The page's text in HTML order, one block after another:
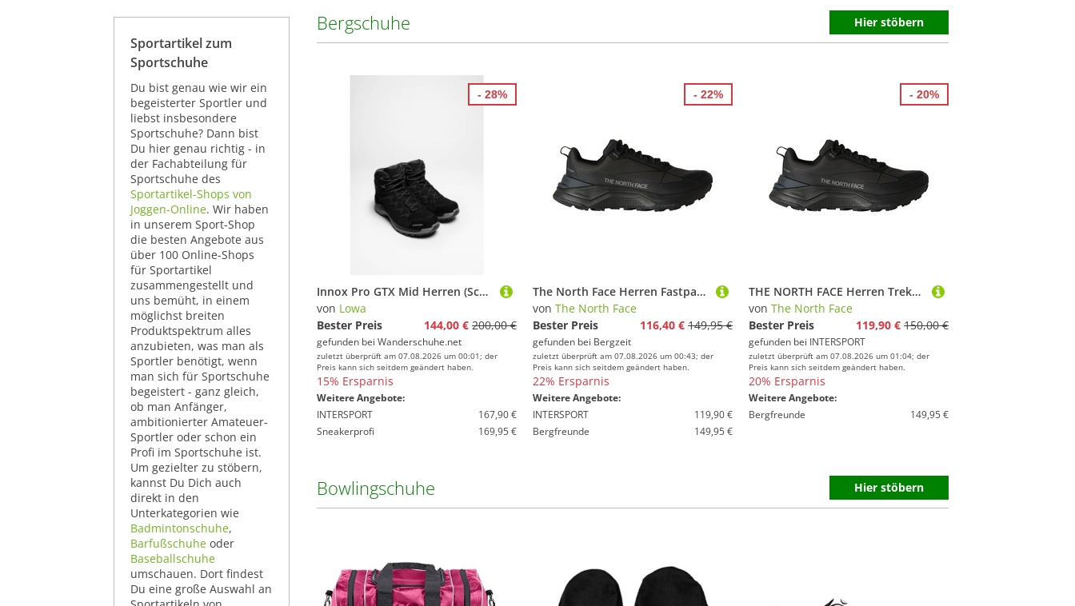
Sportartikel zum
Sportschuhe
Du bist genau wie wir ein
begeisterter Sportler und
liebst insbesondere
Sportschuhe? Dann bist
Du hier genau richtig - in
der Fachabteilung für
Sportschuhe des
Sportartikel-Shops von
Joggen-Online. Wir haben
in unserem Sport-Shop
die besten Angebote aus
über 100 Online-Shops
für Sportartikel
zusammengestellt und
uns bemüht, in einem
möglichst breiten
Produktspektrum alles
anzubieten, was man als
Sportler benötigt, wenn
man sich für Sportschuhe
begeistert - ganz gleich,
ob man Anfänger,
ambitionierter Amateuer-
Sportler oder schon ein
Profi im Sportschuhe ist.
Um gezielter zu stöbern,
kannst Du Dich auch
direkt in den
Unterkategorien wie
Badmintonschuhe,
Barfußschuhe oder
Baseballschuhe
umschauen. Dort findest
Du eine große Auswahl an
Bergschuhe Hier stöbern
Innox Pro GTX Mid Herren (Schwarz/Grau)
von Lowa
Bester Preis
144,00 € 200,00 €
gefunden bei Wanderschuhe.net
zuletzt überprüft am 07.08.2026 um 00:01; der
Preis kann sich seitdem geändert haben.
15% Ersparnis
Weitere Angebote:
INTERSPORT
167,90 €
Sneakerprofi
169,95 €
- 28%
The North Face Herren Fastpack WP Schuhe
von The North Face
Bester Preis
116,40 € 149,95 €
gefunden bei Bergzeit
zuletzt überprüft am 07.08.2026 um 00:43; der
Preis kann sich seitdem geändert haben.
22% Ersparnis
Weitere Angebote:
INTERSPORT
119,90 €
Bergfreunde
149,95 €
- 22%
THE NORTH FACE Herren Trekkinghalbschuhe M FASTPACK WP
von The North Face
Bester Preis
119,90 € 150,00 €
gefunden bei INTERSPORT
zuletzt überprüft am 07.08.2026 um 01:04; der
Preis kann sich seitdem geändert haben.
20% Ersparnis
Weitere Angebote:
Bergfreunde
149,95 €
- 20%
Bowlingschuhe Hier stöbern